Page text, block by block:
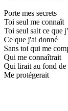
Porte mes secrets
Toi seul me connaît
Toi seul sait ce que
Ce que j'ai donné
Sans toi qui me
Qui me connaîtrait
Qui lirait au fond de
Me protégerait